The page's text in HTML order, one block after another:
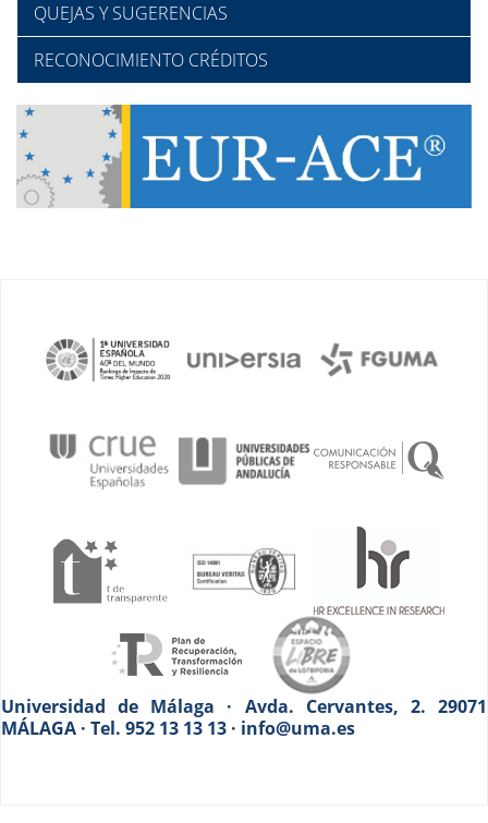
QUEJAS Y SUGERENCIAS
RECONOCIMIENTO CRÉDITOS
Universidad de Málaga · Avda. Cervantes, 2. 29071
MÁLAGA · Tel. 952 13 13 13 · info@uma.es